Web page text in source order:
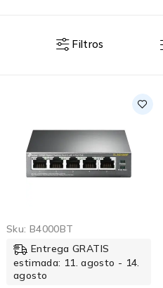
Filtros
Sku: B4000BT
Entrega GRATIS
estimada: 11. agosto - 14.
agosto